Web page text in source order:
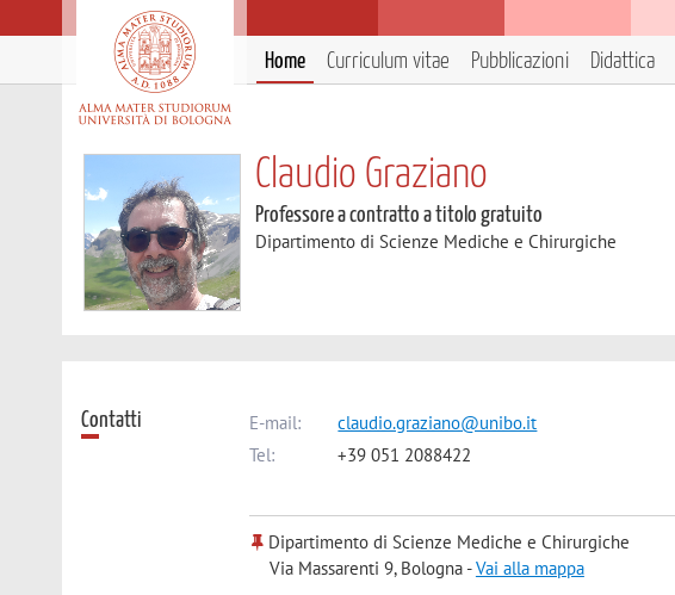
Home Curriculum vitae Pubblicazioni Didattica
Claudio Graziano
Professore a contratto a titolo gratuito
Dipartimento di Scienze Mediche e Chirurgiche
Contatti E-mail:
claudio.graziano@unibo.it
Tel:
+39 051 2088422
Dipartimento di Scienze Mediche e Chirurgiche
Via Massarenti 9, Bologna -Vai alla mappa